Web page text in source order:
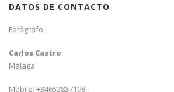
DATOS DE CONTACTO
Fotógrafo
Carlos Castro
Málaga
Mobile: +34652837198